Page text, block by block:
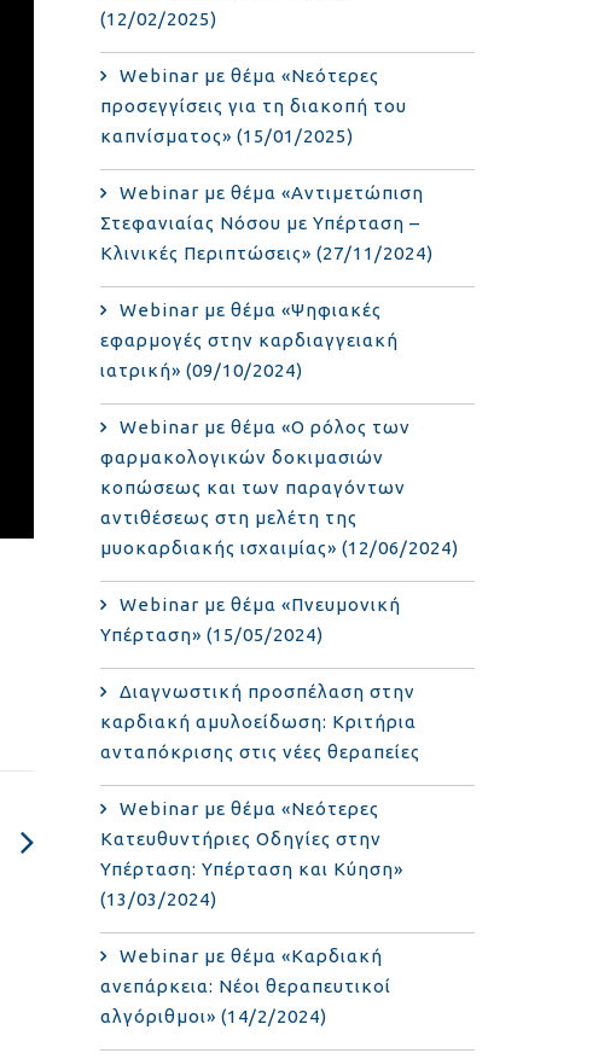
(12/02/2025)
Webinar με θέμα «Νεότερες
προσεγγίσεις για τη διακοπή του
καπνίσματος» (15/01/2025)
Webinar με θέμα «Αντιμετώπιση
Στεφανιαίας Νόσου με Υπέρταση –
Κλινικές Περιπτώσεις» (27/11/2024)
Webinar με θέμα «Ψηφιακές
εφαρμογές στην καρδιαγγειακή
ιατρική» (09/10/2024)
Webinar με θέμα «Ο ρόλος των
φαρμακολογικών δοκιμασιών
κοπώσεως και των παραγόντων
αντιθέσεως στη μελέτη της
μυοκαρδιακής ισχαιμίας» (12/06/2024)
Webinar με θέμα «Πνευμονική
Υπέρταση» (15/05/2024)
Διαγνωστική προσπέλαση στην
καρδιακή αμυλοείδωση: Κριτήρια
ανταπόκρισης στις νέες θεραπείες
Webinar με θέμα «Νεότερες
Κατευθυντήριες Οδηγίες στην
Υπέρταση: Υπέρταση και Κύηση»
(13/03/2024)
Webinar με θέμα «Καρδιακή
ανεπάρκεια: Νέοι θεραπευτικοί
αλγόριθμοι» (14/2/2024)